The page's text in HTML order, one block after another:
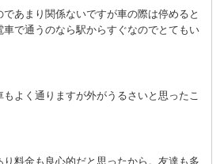
あまり関係ないですが車の際は停めると
で通うのなら駅からすぐなのでとてもい
よく通りますが外がうるさいと思ったこ
料金も良心的だと思ったから。友達も多